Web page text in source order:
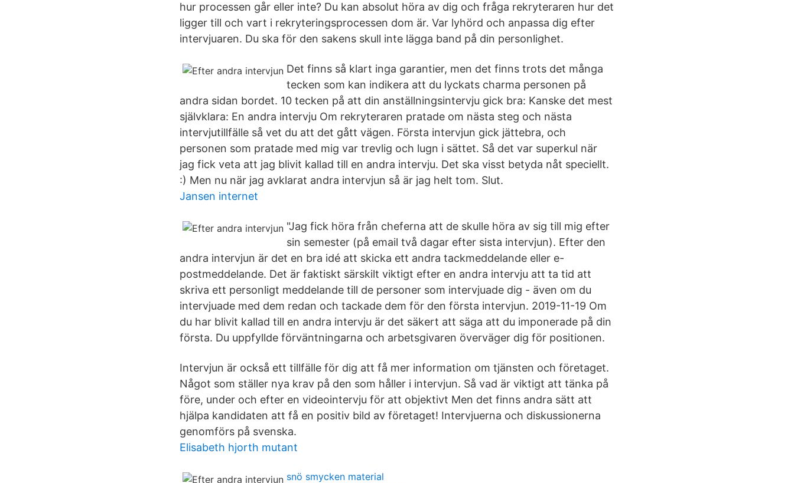
hur processen går eller inte? Du kan absolut höra av dig och fråga rekryteraren hur det
ligger till och vart i rekryteringsprocessen dom är. Var lyhörd och anpassa dig efter
intervjuaren. Du ska för den sakens skull inte lägga band på din personlighet.
Det finns så klart inga garantier, men det finns trots det många
tecken som kan indikera att du lyckats charma personen på
andra sidan bordet. 10 tecken på att din anställningsintervju gick bra: Kanske det mest
självklara: En andra intervju Om rekryteraren pratade om nästa steg och nästa
intervjutillfälle så vet du att det gått vägen. Första intervjun gick jättebra, och
personen som pratade med mig var trevlig och lugn i sättet. Så det var superkul när
jag fick veta att jag blivit kallad till en andra intervju. Det ska visst betyda nåt speciellt.
:) Men nu när jag avklarat andra intervjun så är jag helt tom. Slut.
Jansen internet
"Jag fick höra från cheferna att de skulle höra av sig till mig efter
sin semester (på email två dagar efter sista intervjun). Efter den
andra intervjun är det en bra idé att skicka ett andra tackmeddelande eller e-
postmeddelande. Det är faktiskt särskilt viktigt efter en andra intervju att ta tid att
skriva ett personligt meddelande till de personer som intervjuade dig - även om du
intervjuade med dem redan och tackade dem för den första intervjun. 2019-11-19 Om
du har blivit kallad till en andra intervju är det säkert att säga att du imponerade på din
första. Du uppfyllde förväntningarna och arbetsgivaren överväger dig för positionen.
Intervjun är också ett tillfälle för dig att få mer information om tjänsten och företaget.
Något som ställer nya krav på den som håller i intervjun. Så vad är viktigt att tänka på
före, under och efter en videointervju för att objektivt Men det finns andra sätt att
hjälpa kandidaten att få en positiv bild av företaget! Intervjuerna och diskussionerna
genomförs på svenska.
Elisabeth hjorth mutant
snö smycken material